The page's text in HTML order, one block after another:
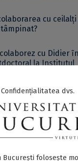
cu
colaborez cu Didier
la Institutul
coautor şi Mayra.
pentru scrierea
cu multiple
cu
spre final, cu
de ceilalţi doi
Confidențialitatea dvs.
București folosește